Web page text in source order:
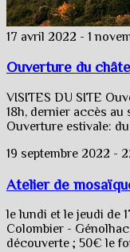
17 avril 2022 - 1
Ouverture du
VISITES DU SITE
18h, dernier accès au
Ouverture estivale:
19 septembre 2022 -
Atelier de
le lundi et le jeudi de
Colombier -
découverte ; 50€ le